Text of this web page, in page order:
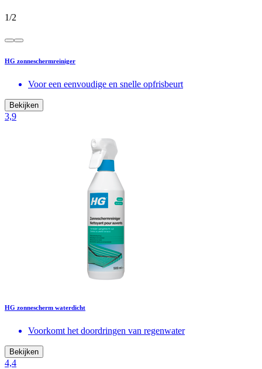
1/2
HG zonneschermreiniger
Voor een eenvoudige en snelle opfrisbeurt
Bekijken
3,9
HG zonnescherm waterdicht
Voorkomt het doordringen van regenwater
Bekijken
4,4